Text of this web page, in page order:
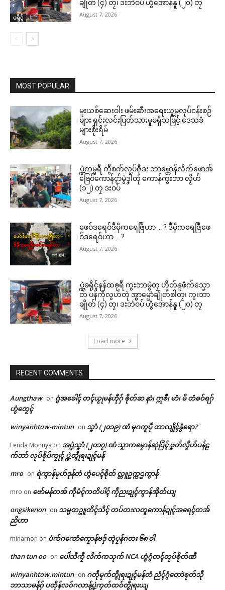
ဌာန်ပရိုၚ်ဗၠးၜးမန်
ရုဲစှ်
🏛 လညာတ်ပါ်ပဲါ
ညးဒါန်လိက်
ကရောၚ်ပၞာန်ကမ္မယှေန်ပၞာန်နူရေဝ်
သွက်ဂွံလုပ်စိုပ်ဍုၚ်ကျာ်ပိဂှ် ဂိုတ်ဂ္
စာန်ဒၟံၚ်
In "ပရိုၚ်"
အပ္ဍဲဍုၚ်မဝ်တာၚ် ဒပ်ပၞာန်ထောံ
ဖျေံဗမ်တုဲ ကောန်ၚာ်မွဲတၠပါလုပ်
ကီု သီုဖအိုတ် ဒးဝပ် (၃) တၠ
In "ပရိုၚ်"
ပရိုၚ်
ချိုတ် (၄) တၠ၊ ဒးဘဲဝပ် ဟွံအောန်နူ (၂၀) တၠ
August 7, 2026
MOST POPULAR
မူးယစ်ဆေးဝါး ဖမ်းဆီးအရေးယူမှုလုပ်ငန်းစဉ်
များ ရှင်းလင်းပြတ်သားမှုမရှိသဖြင့် ဒေသခံ
များစိုးရိမ်
August 7, 2026
ပ္ဍဲကမ္မရဳ ကွဳစက်လုပ်ဇီုဒး ဘာဗ္တောန်လိက်ဖောအ်
ဗြေဝ်ကောန်ၚာ်မွဲဒၞါဲတုဲ ကောန်ကွးဘာ လၟိဟ်
(၁၂) တၠ ဒးဝပ်
August 7, 2026
ဖေဝ်ဒရေဝ်ဒဳမဵုကရေဇြဳဟာ … ? ဒဳမဵုကရေဇြဳဖေ
ဝ်ဒရေဝ်ဟာ … ?
August 7, 2026
ပ္ဍဲခရိုၚ်နန်ထၜုရဳ ကွးဘာမွဲတၠ ဟိုတ်နူဖံက်သၞော
တ် ပန်ကဵုလွဟ်တုဲ အ္စာၝောံချိုတ်ၜါတၠ၊ ကွးဘာ
ချိုတ် (၄) တၠ၊ ဒးဘဲဝပ် ဟွံအောန်နူ (၂၀) တၠ
August 7, 2026
Load more
RECENT COMMENTS
Aungthaw on ဂွံအခေါၚ် တၚ်ယၟုမန်ဟီုဂှ် ၜိုတ်ဆ နာဲ၊ ဣစဳ၊ မာံ၊ မိ တံဓဝ်ရဂှ်
ဟွံတၟေၚ်
winyanhtow-mintun on သၞာံ (၂၀၁၉) ဏံ မုဂကူပိုဲ တာလျိုၚ်နွံရော?
Eenda Monnya on အပ္ဍဲသၞာံ (၂၀၁၇) ဏံ သၟာကမၠောန်ဆုဲပြံၚ် ဗၞတ်လၟိဟ်ပန်ဠ
က်ဘာ် လုပ်စိုပ်ကၠုၚ် ပ္ဍဲတွဵုရးဍုၚ်မန်
mro on ရဲကွာန်မုဟ်ဒုန်တံ ဟွံပေၚ်စိုတ် လ္တူဥက္ကဌကွာန်
mro on ဗော်မန်တအ် ကဵုမံၚ်ကတိပါၚ် ကဵုညးဍုၚ်ကွာန်အိုတ်ယျ
ongsikenon on သမ္မတဥူတိၚ်သိၚ် တပ်တးလတူကောန်ဍုၚ်အရေၚ်တအ်
ညိဟာ
minarnon on ပံက်ဂကောံကၠောန်ဗဒှ် တ္ၚဲပၠန်ဂတး ၆၈ ဝါ
than tun oo on ပေါဲသဳကၠဳ လိက်ကသုက် NCA ဟွံဂွံတၚ်တုပ်စိုတ်ဏီ
winyanhtow.mintun on ဂတဵုမုက်တွဵုရးဍုၚ်မန်တံ ညံၚ်ဂွံတောဲစုတ်သီု
ဘာသာမန်ဂှ် ပတိုန်လဝ်ဂလာန်ပ္ဍဲကၠတ်ထဝ်တွဵုရးယျ